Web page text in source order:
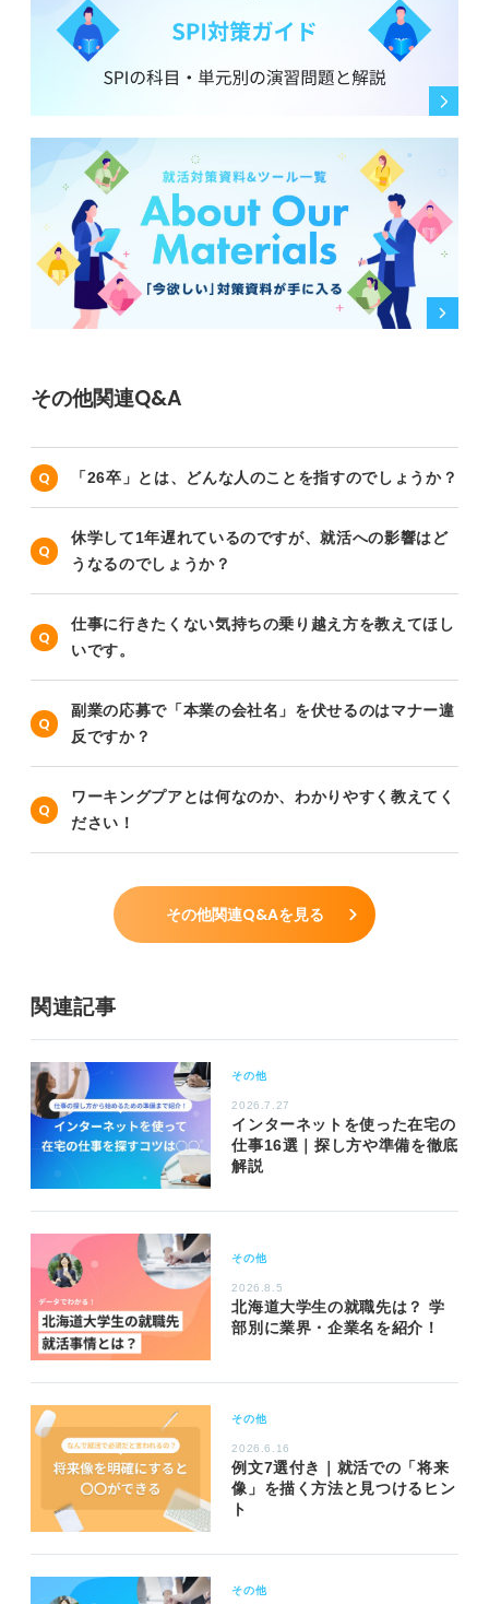
その他関連Q&A
「26卒」とは、どんな人のことを指すのでしょうか？
休学して1年遅れているのですが、就活への影響はど
うなるのでしょうか？
仕事に行きたくない気持ちの乗り越え方を教えてほし
いです。
副業の応募で「本業の会社名」を伏せるのはマナー違
反ですか？
ワーキングプアとは何なのか、わかりやすく教えてく
ださい！
その他関連Q&Aを見る
関連記事
その他
2026.7.27
インターネットを使った在宅の
仕事16選｜探し方や準備を徹底
解説
その他
2026.8.5
北海道大学生の就職先は？ 学
部別に業界・企業名を紹介！
その他
2026.6.16
例文7選付き｜就活での「将来
像」を描く方法と見つけるヒン
ト
その他